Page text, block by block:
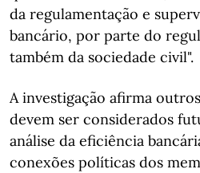
da regulamentação e
bancário, por parte do
também da sociedade civil".
A investigação afirma
devem ser considerados
análise da eficiência
conexões políticas dos